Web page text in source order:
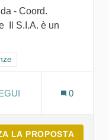
- Coord.
Il S.I.A. è un
10 - Ridurre le
SOSTENITORI 0
LA PROPOSTA